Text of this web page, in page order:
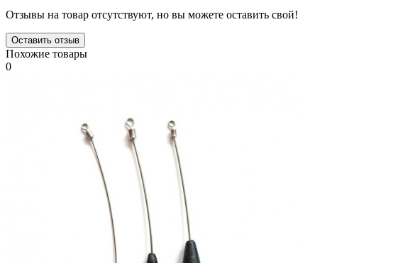
Отзывы на товар отсутствуют, но вы можете оставить свой!
Оставить отзыв
Похожие товары
0